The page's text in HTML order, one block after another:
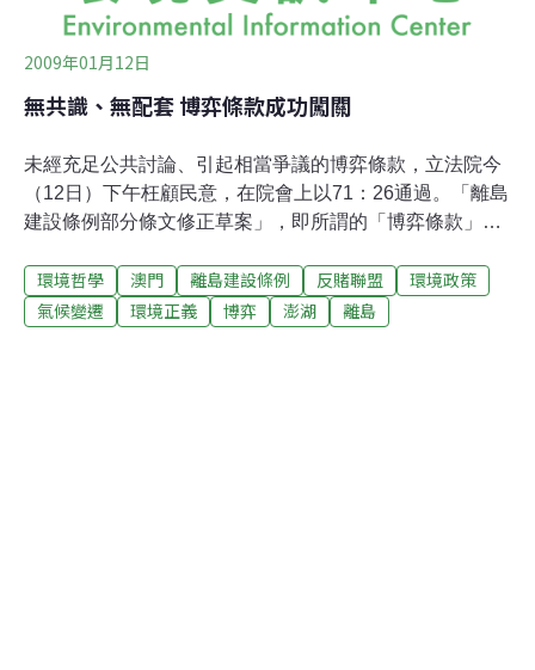
2009年01月12日
無共識、無配套 博弈條款成功闖關
未經充足公共討論、引起相當爭議的博弈條款，立法院今
（12日）下午枉顧民意，在院會上以71：26通過。「離島
建設條例部分條文修正草案」，即所謂的「博弈條款」，
教、佛教界，及勞工、性別、環保、教育等團體。反睹聯
盟召集人釋昭慧指出，博弈條款僅圖利少數特定人士，卻
環境哲學 澳門 離島建設條例 反賭聯盟
環境政策
氣候變遷
環境正義 博弈 澎湖 離島